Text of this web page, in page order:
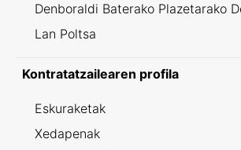
Denboraldi Baterako Plazetarako
Lan Poltsa
Kontratatzailearen profila
Eskuraketak
Xedapenak